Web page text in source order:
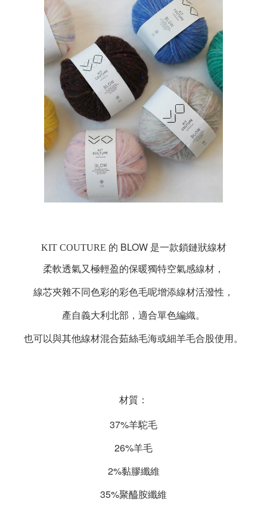
KIT COUTURE 的 BLOW 是一款鎖鏈狀線材
柔軟透氣又極輕盈的保暖獨特空氣感線材，
線芯夾雜不同色彩的彩色毛呢增添線材活潑性，
產自義大利北部，適合單色編織。
也可以與其他線材混合茹絲毛海或細羊毛合股使用。
材質：
37%羊駝毛
26%羊毛
2%黏膠纖維
35%聚醯胺纖維